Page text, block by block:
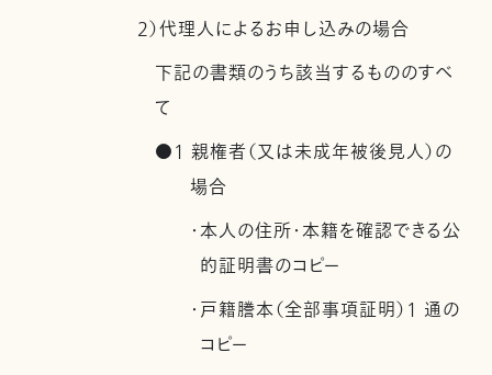
2）代理人によるお申し込みの場合
下記の書類のうち該当するもののすべ
て
●1 親権者（又は未成年被後見人）の
場合
・本人の住所・本籍を確認できる公
的証明書のコピー
・戸籍謄本（全部事項証明）1 通の
コピー